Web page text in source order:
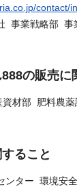
contact/
事業戦略部 事
の販売に
材部 肥料農薬
ること
ンター 環境安